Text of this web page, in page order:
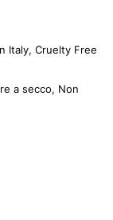
Italy, Cruelty Free
a secco, Non